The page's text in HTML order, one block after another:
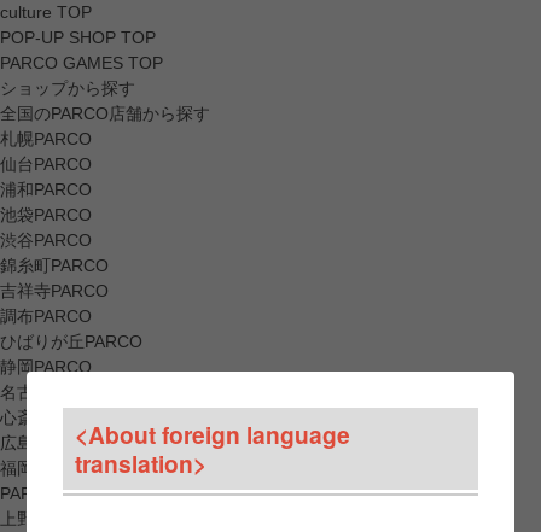
culture TOP
POP-UP SHOP TOP
PARCO GAMES TOP
ショップから探す
全国のPARCO店舗から探す
札幌PARCO
仙台PARCO
浦和PARCO
池袋PARCO
渋谷PARCO
錦糸町PARCO
吉祥寺PARCO
調布PARCO
ひばりが丘PARCO
静岡PARCO
名古屋PARCO
心斎橋PARCO
広島PARCO
福岡PARCO
PARCO_ya
上野
<About foreign language
translation>